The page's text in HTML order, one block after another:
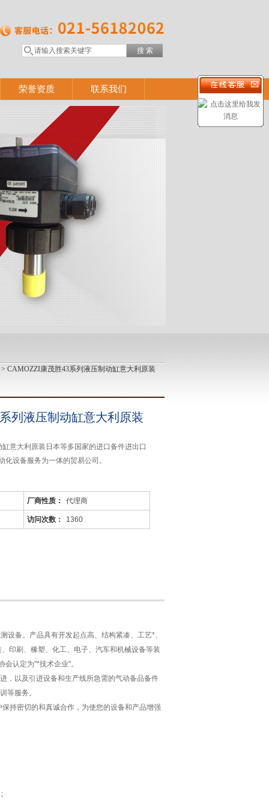
荣誉资质 联系我们
> CAMOZZI康茂胜43系列液压制动缸意大利原装
列液压制动缸意大利原装
意大利原装日本等多国家的进口备件进出口
设备服务为一体的贸易公司。
厂商性质： 代理商
访问次数： 1360
设备。产品具有开发起点高、结构紧凑、工艺*、
印刷、橡塑、化工、电子、汽车和机械设备等装
会认定为"*技术企业"。
，以及引进设备和生产线所急需的气动备品备件
等服务。
持密切的和真诚合作，为使您的设备和产品增强